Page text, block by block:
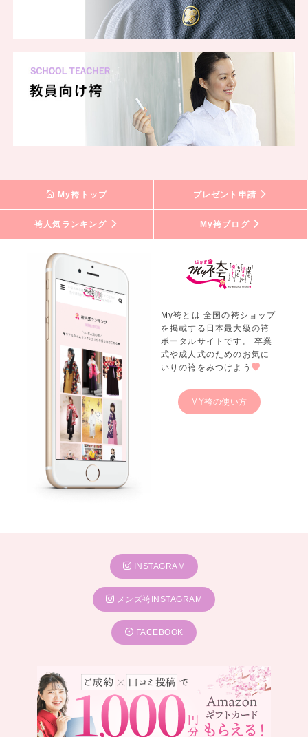
My袴トップ プレゼント申請
袴人気ランキング My袴ブログ
My袴とは 全国の袴ショップ
を掲載する日本最大級の袴
ポータルサイトです。 卒業
式や成人式のためのお気に
いりの袴をみつけよう
MY袴の使い方
INSTAGRAM
メンズ袴INSTAGRAM
FACEBOOK